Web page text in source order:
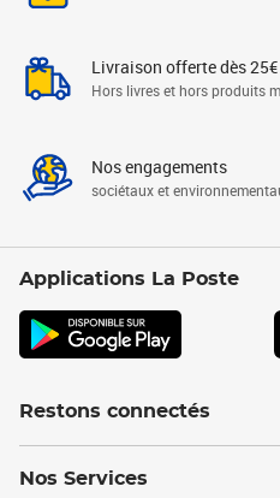
Livraison offerte dès
Hors livres et hors produits
Nos engagements
sociétaux et
Applications La Poste
Restons connectés
Nos Services